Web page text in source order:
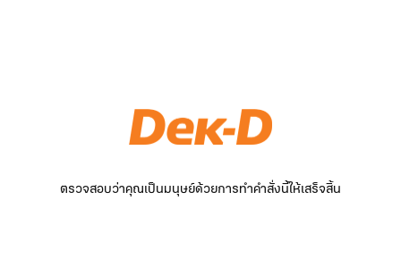
ตรวจสอบว่าคุณเป็นมนุษย์ด้วยการทำคำสั่งนี้ให้เสร็จสิ้น